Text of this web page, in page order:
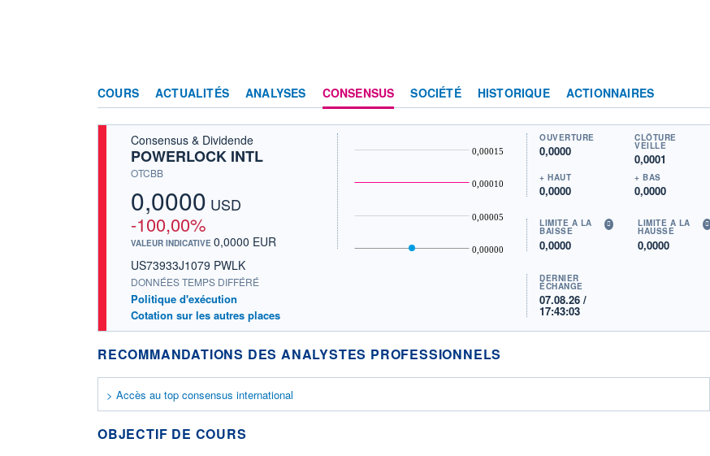
COURS ACTUALITÉS ANALYSES CONSENSUS SOCIÉTÉ HISTORIQUE ACTIONNAIRES
Consensus & Dividende
POWERLOCK INTL
OTCBB
0,0000 USD
-100,00%
VALEUR INDICATIVE 0,0000 EUR
US73933J1079 PWLK
DONNÉES TEMPS DIFFÉRÉ
Politique d'exécution
Cotation sur les autres places
0,00000
0,00005
0,00010
0,00015
OUVERTURE
0,0000
CLÔTURE
VEILLE
0,0001
+ HAUT
0,0000
+ BAS
0,0000
LIMITE À LA
BAISSE
0,0000
LIMITE À LA
HAUSSE
0,0000
DERNIER
ÉCHANGE
07.08.26 /
17:43:03
RECOMMANDATIONS DES ANALYSTES PROFESSIONNELS
> Accès au top consensus international
OBJECTIF DE COURS